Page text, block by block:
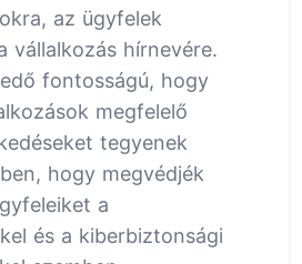
az ügyfelek
vállalkozás hírnevére.
fontosságú, hogy
megfelelő
tegyenek
hogy megvédjék
a
és a kiberbiztonsági